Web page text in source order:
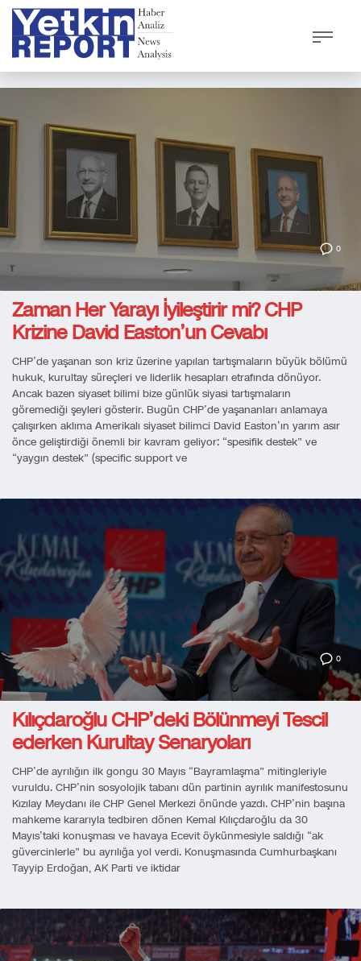
0
Zaman Her Yarayı İyileştirir mi? CHP
Krizine David Easton’un Cevabı
CHP’de yaşanan son kriz üzerine yapılan tartışmaların büyük bölümü
hukuk, kurultay süreçleri ve liderlik hesapları etrafında dönüyor.
Ancak bazen siyaset bilimi bize günlük siyasi tartışmaların
göremediği şeyleri gösterir. Bugün CHP’de yaşananları anlamaya
çalışırken aklıma Amerikalı siyaset bilimci David Easton’ın yarım asır
önce geliştirdiği önemli bir kavram geliyor: “spesifik destek” ve
“yaygın destek” (specific support ve
0
Kılıçdaroğlu CHP’deki Bölünmeyi Tescil
ederken Kurultay Senaryoları
CHP’de ayrılığın ilk gongu 30 Mayıs “Bayramlaşma” mitingleriyle
vuruldu. CHP’nin sosyolojik tabanı dün partinin ayrılık manifestosunu
Kızılay Meydanı ile CHP Genel Merkezi önünde yazdı. CHP’nin başına
mahkeme kararıyla tedbiren dönen Kemal Kılıçdaroğlu da 30
Mayıs’taki konuşması ve havaya Ecevit öykünmesiyle saldığı “ak
güvercinlerle” bu ayrılığa yol verdi. Konuşmasında Cumhurbaşkanı
Tayyip Erdoğan, AK Parti ve iktidar